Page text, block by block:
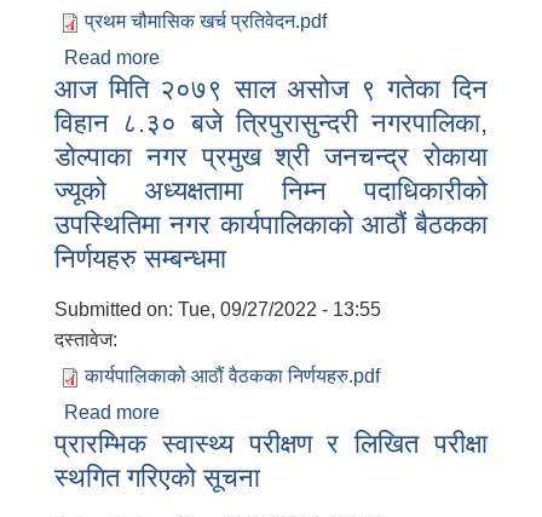
प्रथम चौमासिक खर्च प्रतिवेदन.pdf
Read more
आज मिति २०७९ साल असोज ९ गतेका दिन
विहान ८.३० बजे त्रिपुरासुन्दरी नगरपालिका,
डोल्पाका नगर प्रमुख श्री जनचन्द्र रोकाया
ज्यूको अध्यक्षतामा निम्न पदाधिकारीको
उपस्थितिमा नगर कार्यपालिकाको आठौं बैठकका
निर्णयहरु सम्बन्धमा
Submitted on: Tue, 09/27/2022 - 13:55
दस्तावेज:
कार्यपालिकाको आठौं वैठकका निर्णयहरु.pdf
Read more
विहान ८.३० बजे त्रिपुरासुन्दरी नगरपालिका,
डोल्पाका नगर प्रमुख श्री जनचन्द्र रोकाया ज्यूको
प्रारम्भिक स्वास्थ्य परीक्षण र लिखित परीक्षा
स्थगित गरिएको सूचना